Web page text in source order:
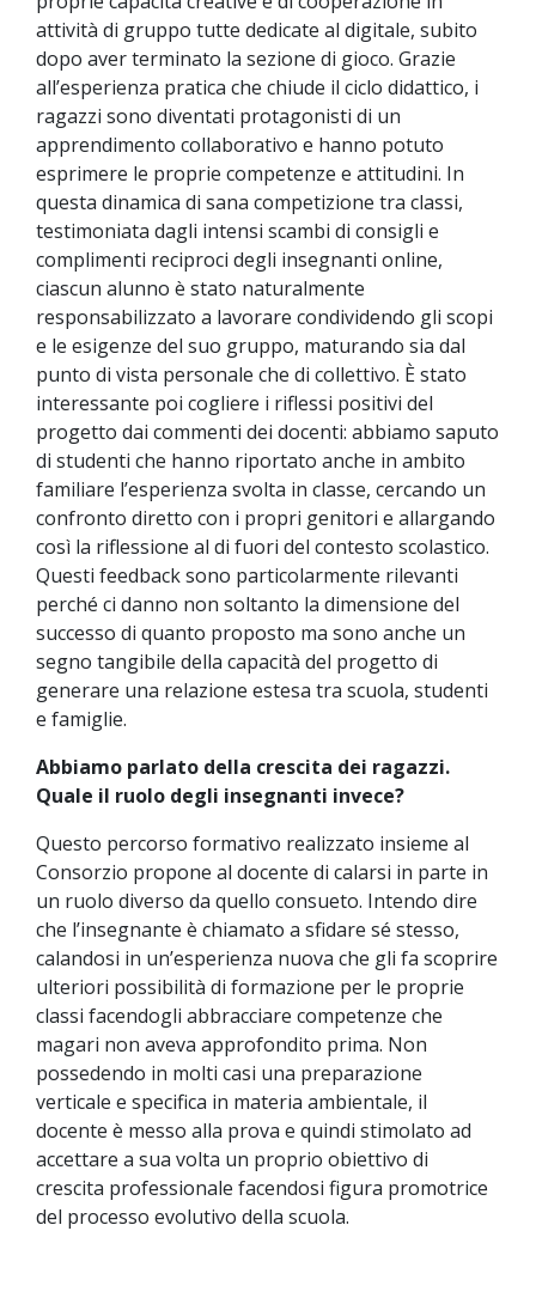
attività di gruppo tutte dedicate al digitale, subito
dopo aver terminato la sezione di gioco. Grazie
all’esperienza pratica che chiude il ciclo didattico, i
ragazzi sono diventati protagonisti di un
apprendimento collaborativo e hanno potuto
esprimere le proprie competenze e attitudini. In
questa dinamica di sana competizione tra classi,
testimoniata dagli intensi scambi di consigli e
complimenti reciproci degli insegnanti online,
ciascun alunno è stato naturalmente
responsabilizzato a lavorare condividendo gli scopi
e le esigenze del suo gruppo, maturando sia dal
punto di vista personale che di collettivo. È stato
interessante poi cogliere i riflessi positivi del
progetto dai commenti dei docenti: abbiamo saputo
di studenti che hanno riportato anche in ambito
familiare l’esperienza svolta in classe, cercando un
confronto diretto con i propri genitori e allargando
così la riflessione al di fuori del contesto scolastico.
Questi feedback sono particolarmente rilevanti
perché ci danno non soltanto la dimensione del
successo di quanto proposto ma sono anche un
segno tangibile della capacità del progetto di
generare una relazione estesa tra scuola, studenti
e famiglie.
Abbiamo parlato della crescita dei ragazzi.
Quale il ruolo degli insegnanti invece?
Questo percorso formativo realizzato insieme al
Consorzio propone al docente di calarsi in parte in
un ruolo diverso da quello consueto. Intendo dire
che l’insegnante è chiamato a sfidare sé stesso,
calandosi in un’esperienza nuova che gli fa scoprire
ulteriori possibilità di formazione per le proprie
classi facendogli abbracciare competenze che
magari non aveva approfondito prima. Non
possedendo in molti casi una preparazione
verticale e specifica in materia ambientale, il
docente è messo alla prova e quindi stimolato ad
accettare a sua volta un proprio obiettivo di
crescita professionale facendosi figura promotrice
del processo evolutivo della scuola.